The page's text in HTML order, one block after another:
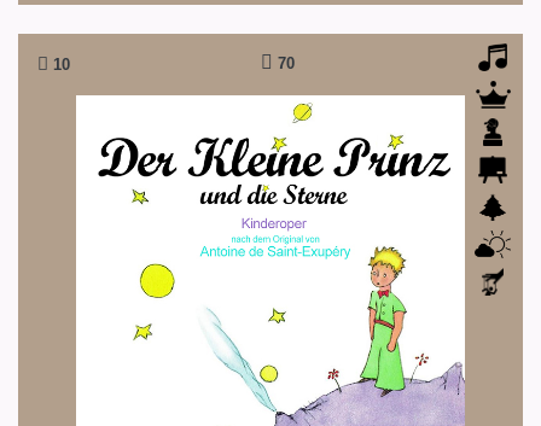
10 70
Der kleine Prinz und die Sterne
Und die Geschichte geht weiter...